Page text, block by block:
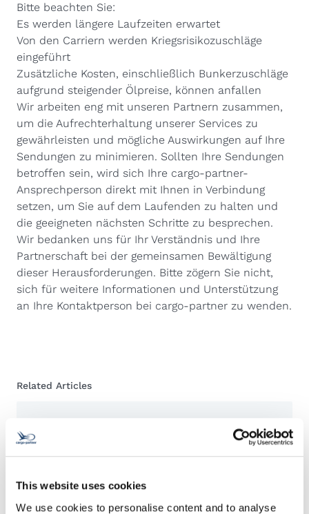
This website uses cookies
We use cookies to personalise content and to analyse
Bitte beachten Sie:
Es werden längere Laufzeiten erwartet
Von den Carriern werden Kriegsrisikozuschläge
eingeführt
Zusätzliche Kosten, einschließlich Bunkerzuschläge
aufgrund steigender Ölpreise, können anfallen
Wir arbeiten eng mit unseren Partnern zusammen,
um die Aufrechterhaltung unserer Services zu
gewährleisten und mögliche Auswirkungen auf Ihre
Sendungen zu minimieren. Sollten Ihre Sendungen
betroffen sein, wird sich Ihre cargo-partner-
Ansprechperson direkt mit Ihnen in Verbindung
setzen, um Sie auf dem Laufenden zu halten und
die geeigneten nächsten Schritte zu besprechen.
Wir bedanken uns für Ihr Verständnis und Ihre
Partnerschaft bei der gemeinsamen Bewältigung
dieser Herausforderungen. Bitte zögern Sie nicht,
sich für weitere Informationen und Unterstützung
an Ihre Kontaktperson bei cargo-partner zu wenden.
Related Articles
cargo-partner SAF Program: Reduzieren Sie noch
heute Ihre Luftfracht-CO₂e-Emissionen